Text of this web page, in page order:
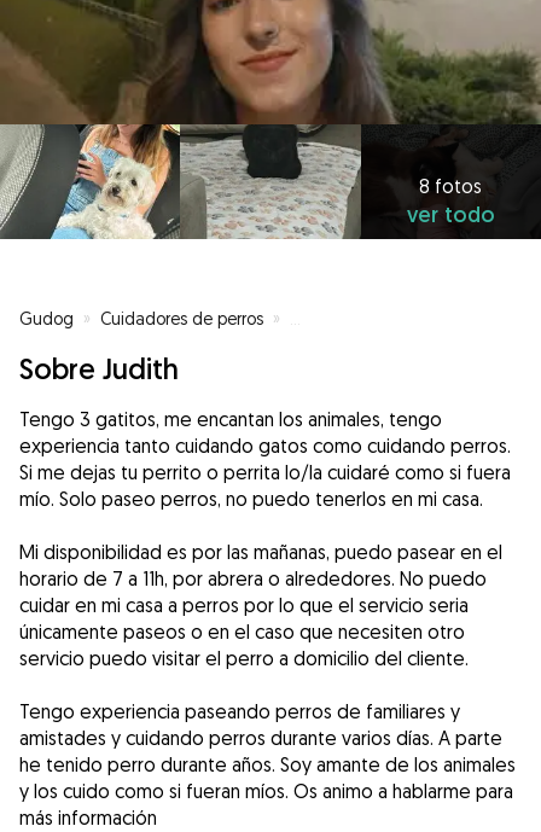
8 fotos
ver todo
Gudog » Cuidadores de perros »
Sobre Judith
Tengo 3 gatitos, me encantan los animales, tengo
experiencia tanto cuidando gatos como cuidando perros.
Si me dejas tu perrito o perrita lo/la cuidaré como si fuera
mío. Solo paseo perros, no puedo tenerlos en mi casa.
Mi disponibilidad es por las mañanas, puedo pasear en el
horario de 7 a 11h, por abrera o alrededores. No puedo
cuidar en mi casa a perros por lo que el servicio seria
únicamente paseos o en el caso que necesiten otro
servicio puedo visitar el perro a domicilio del cliente.
Tengo experiencia paseando perros de familiares y
amistades y cuidando perros durante varios días. A parte
he tenido perro durante años. Soy amante de los animales
y los cuido como si fueran míos. Os animo a hablarme para
más información